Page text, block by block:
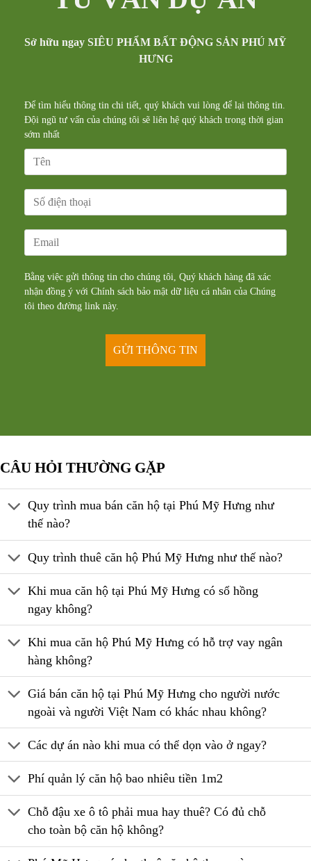
Sở hữu ngay SIÊU PHẨM BẤT ĐỘNG SẢN PHÚ MỸ
HƯNG
Để tìm hiểu thông tin chi tiết, quý khách vui lòng để lại thông tin.
Đội ngũ tư vấn của chúng tôi sẽ liên hệ quý khách trong thời gian
sớm nhất
Bằng việc gửi thông tin cho chúng tôi, Quý khách hàng đã xác
nhận đồng ý với Chính sách bảo mật dữ liệu cá nhân của Chúng
tôi theo đường link này.
CÂU HỎI THƯỜNG GẶP
Quy trình mua bán căn hộ tại Phú Mỹ Hưng như
thế nào?
Quy trình thuê căn hộ Phú Mỹ Hưng như thế nào?
Khi mua căn hộ tại Phú Mỹ Hưng có sổ hồng
ngay không?
Khi mua căn hộ Phú Mỹ Hưng có hỗ trợ vay ngân
hàng không?
Giá bán căn hộ tại Phú Mỹ Hưng cho người nước
ngoài và người Việt Nam có khác nhau không?
Các dự án nào khi mua có thể dọn vào ở ngay?
Phí quản lý căn hộ bao nhiêu tiền 1m2
Chỗ đậu xe ô tô phải mua hay thuê? Có đủ chỗ
cho toàn bộ căn hộ không?